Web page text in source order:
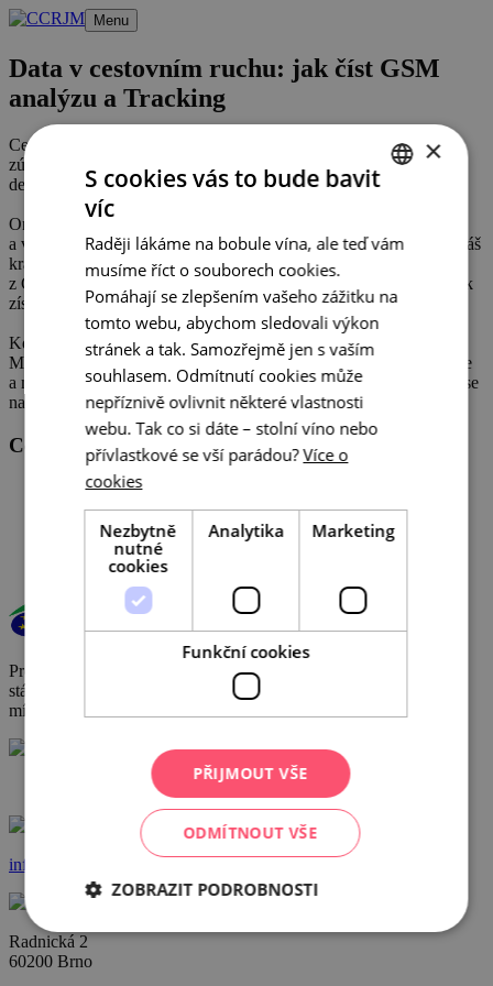
Přeskočit
obsah
Menu
Data v cestovním ruchu: jak číst GSM
analýzu a Tracking
Centrála cestovního ruchu – Jižní Morava vám nabízí možnost
zúčastnit se přednášky zaměřené na aktuální data o návštěvnosti
destinace.
On-line přednáška se bude zabývat prezentací dat z GSM analýzy
a výstupů z Trackingu, které zpracoval institut CzechTourism za náš
kraj, oblastní destinace i krajské město. Petr Janeček
z CzechTourismu přiblíží, jak se v těchto sestavách orientovat a jak
získaná data správně interpretovat.
Kdy?
17. června 2026 10:00 – 11:30 hod.
Máte-li zájem se přednášky zúčastnit, vyplňte prosím formulář níže
a my vám den před konáním pošleme odkaz k připojení (sejdeme se
na platformě Teams).
Centrála cestovního ruchu - Jižní Morava, z.s.p.o
Veřejné zakázky
GDPR
Cookies
Provoz a činnost DMO byly podpořeny za přispění prostředků
státního rozpočtu České republiky z programu Ministerstva pro
místní rozvoj.
+420 602 162 829
info@ccrjm.cz
Radnická 2
60200 Brno
ENGLISH
×
S cookies vás to bude bavit
víc
Raději lákáme na bobule vína, ale teď vám
musíme říct o souborech cookies.
Pomáhají se zlepšením vašeho zážitku na
tomto webu, abychom sledovali výkon
stránek a tak. Samozřejmě jen s vaším
souhlasem. Odmítnutí cookies může
nepříznivě ovlivnit některé vlastnosti
webu. Tak co si dáte – stolní víno nebo
přívlastkové se vší parádou? Více o
cookies
Nezbytně
nutné
cookies
Analytika Marketing
Funkční cookies
PŘIJMOUT VŠE
ODMÍTNOUT VŠE
ZOBRAZIT PODROBNOSTI